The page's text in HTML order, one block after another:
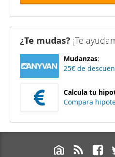
¿Te mudas? ¡Te
Mudanzas:
25€ de
Calcula tu
Compara